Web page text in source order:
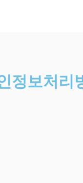
정보처리